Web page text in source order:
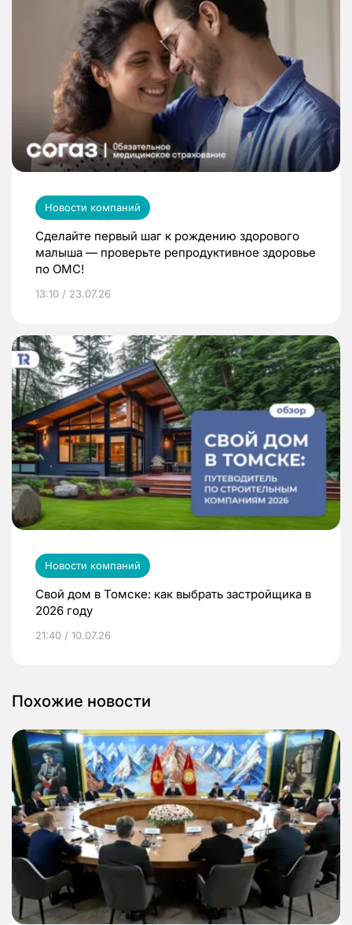
Новости компаний
Сделайте первый шаг к рождению здорового
малыша — проверьте репродуктивное здоровье
по ОМС!
13:10 / 23.07.26
Новости компаний
Свой дом в Томске: как выбрать застройщика в
2026 году
21:40 / 10.07.26
Похожие новости